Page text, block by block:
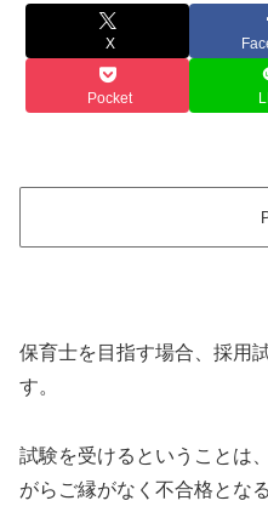
X
Pocket
保育士を目指す場合、採用
す。
試験を受けるということは
がらご縁がなく不合格とな